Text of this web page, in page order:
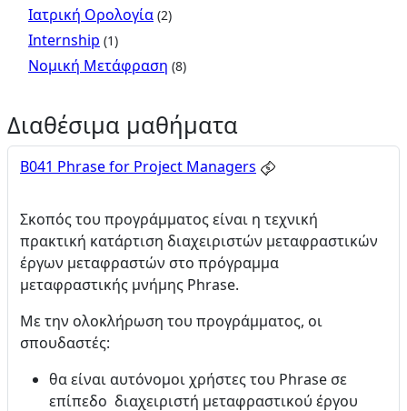
Ιατρική Ορολογία (2)
Internship (1)
Νομική Μετάφραση (8)
Διαθέσιμα μαθήματα
B041 Phrase for Project Managers
Σκοπός του προγράμματος είναι η τεχνική
πρακτική κατάρτιση διαχειριστών μεταφραστικών
έργων μεταφραστών στο πρόγραμμα
μεταφραστικής μνήμης Phrase.
Με την ολοκλήρωση του προγράμματος, οι
σπουδαστές:
θα είναι αυτόνομοι χρήστες του Phrase σε
επίπεδο διαχειριστή μεταφραστικού έργου